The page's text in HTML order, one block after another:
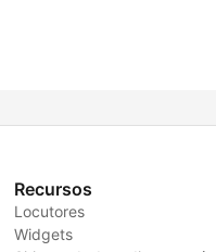
Recursos
Locutores
Widgets